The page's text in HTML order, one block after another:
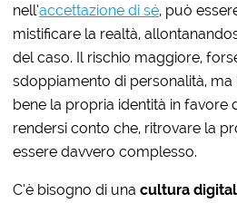
nell’accettazione di sé, può
mistificare la realtà,
del caso. Il rischio maggiore,
sdoppiamento di personalità,
bene la propria identità in favore
rendersi conto che, ritrovare la
essere davvero complesso.
C’è bisogno di unacultura